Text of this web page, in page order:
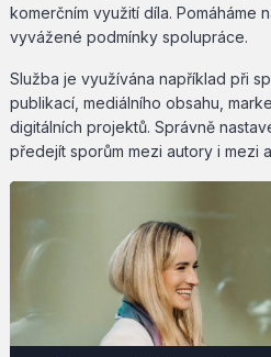
komerčním využití díla. Pomáháme
vyvážené podmínky spolupráce.
Služba je využívána například při
publikací, mediálního obsahu,
digitálních projektů. Správně
předejít sporům mezi autory i mezi